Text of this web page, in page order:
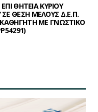
ΘΗΤΕΙΑ ΚΥΡΙΟΥ
ΘΕΣΗ ΜΕΛΟΥΣ Δ.Ε.Π.
ΜΕ ΓΝΩΣΤΙΚΟ